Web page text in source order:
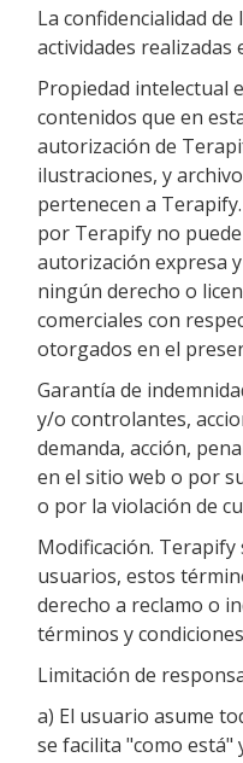
La confidencialidad
actividades
Propiedad intelectual
contenidos que en
autorización de
ilustraciones, y
pertenecen a
por Terapify no
autorización expresa
ningún derecho o
comerciales con
otorgados en el
Garantía de
y/o controlantes,
demanda, acción,
en el sitio web o por
o por la violación de
Modificación.
usuarios, estos
derecho a reclamo o
términos y
Limitación de
a) El usuario asume
se facilita "como